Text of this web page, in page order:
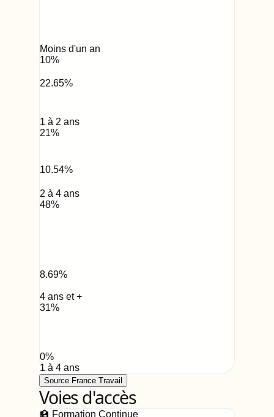
Moins d'un an
10%
22.65%
1 à 2 ans
21%
10.54%
2 à 4 ans
48%
8.69%
4 ans et +
31%
0%
1 à 4 ans
Source France Travail
Voies d'accès
🏫 Formation Continue